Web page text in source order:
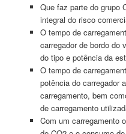
Que faz parte do grupo
integral do risco
O tempo de
carregador de bordo do
do tipo e potência da
O tempo de
potência do carregador
carregamento, bem
de carregamento
Com um carregamento